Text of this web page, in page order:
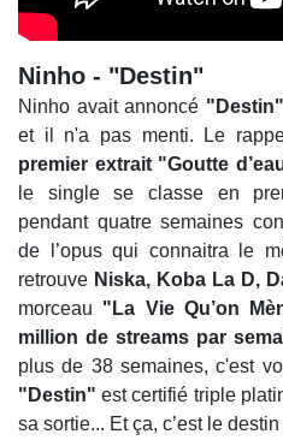
Ninho - "Destin"
Ninho avait annoncé "Destin"
et il n'a pas menti. Le
premier extrait "Goutte
le single se classe en
pendant quatre semaines
de l’opus qui connaitra le
retrouve Niska, Koba La D,
morceau "La Vie Qu’on
million de streams par
plus de 38 semaines, c'est
"Destin" est certifié triple
sa sortie... Et ça, c’est le